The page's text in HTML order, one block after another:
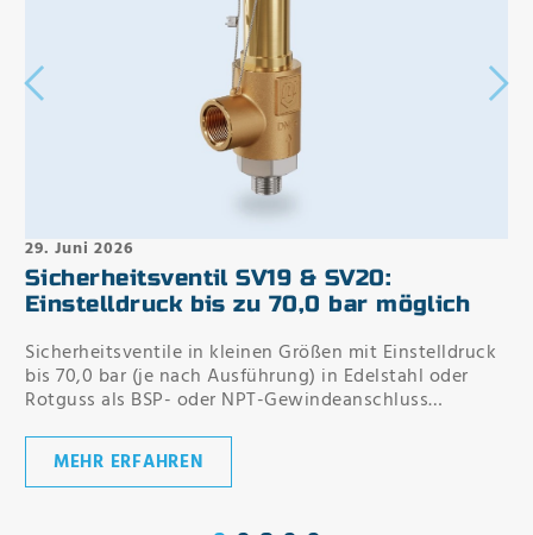
29. Juni 2026
Sicherheitsventil SV19 & SV20:
Einstelldruck bis zu 70,0 bar möglich
Sicherheitsventile in kleinen Größen mit Einstelldruck
bis 70,0 bar (je nach Ausführung) in Edelstahl oder
Rotguss als BSP- oder NPT-Gewindeanschluss
MEHR ERFAHREN